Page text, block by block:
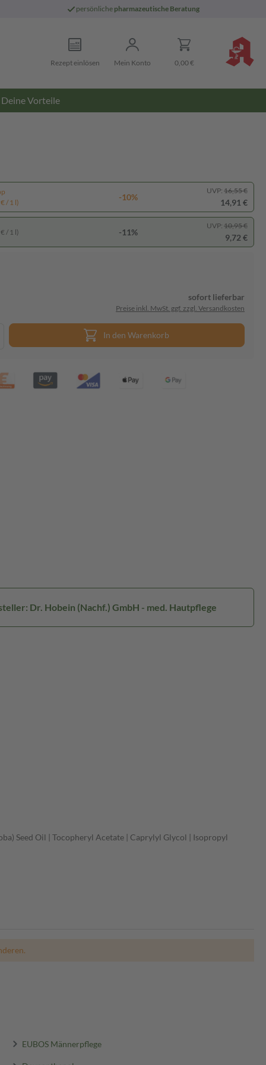
persönliche pharmazeutische Beratung
Rezept einlösen Mein Konto 0,00 €
Deine Vorteile
/ 1 l)
-10%
UVP: 16,55 €
14,91 €
/ 1 l) -11%
UVP: 10,95 €
9,72 €
sofort lieferbar
Preise inkl. MwSt. ggf. zzgl. Versandkosten
In den Warenkorb
Dr. Hobein (Nachf.) GmbH - med. Hautpflege
Seed Oil | Tocopheryl Acetate | Caprylyl Glycol | Isopropyl
EUBOS Männerpflege